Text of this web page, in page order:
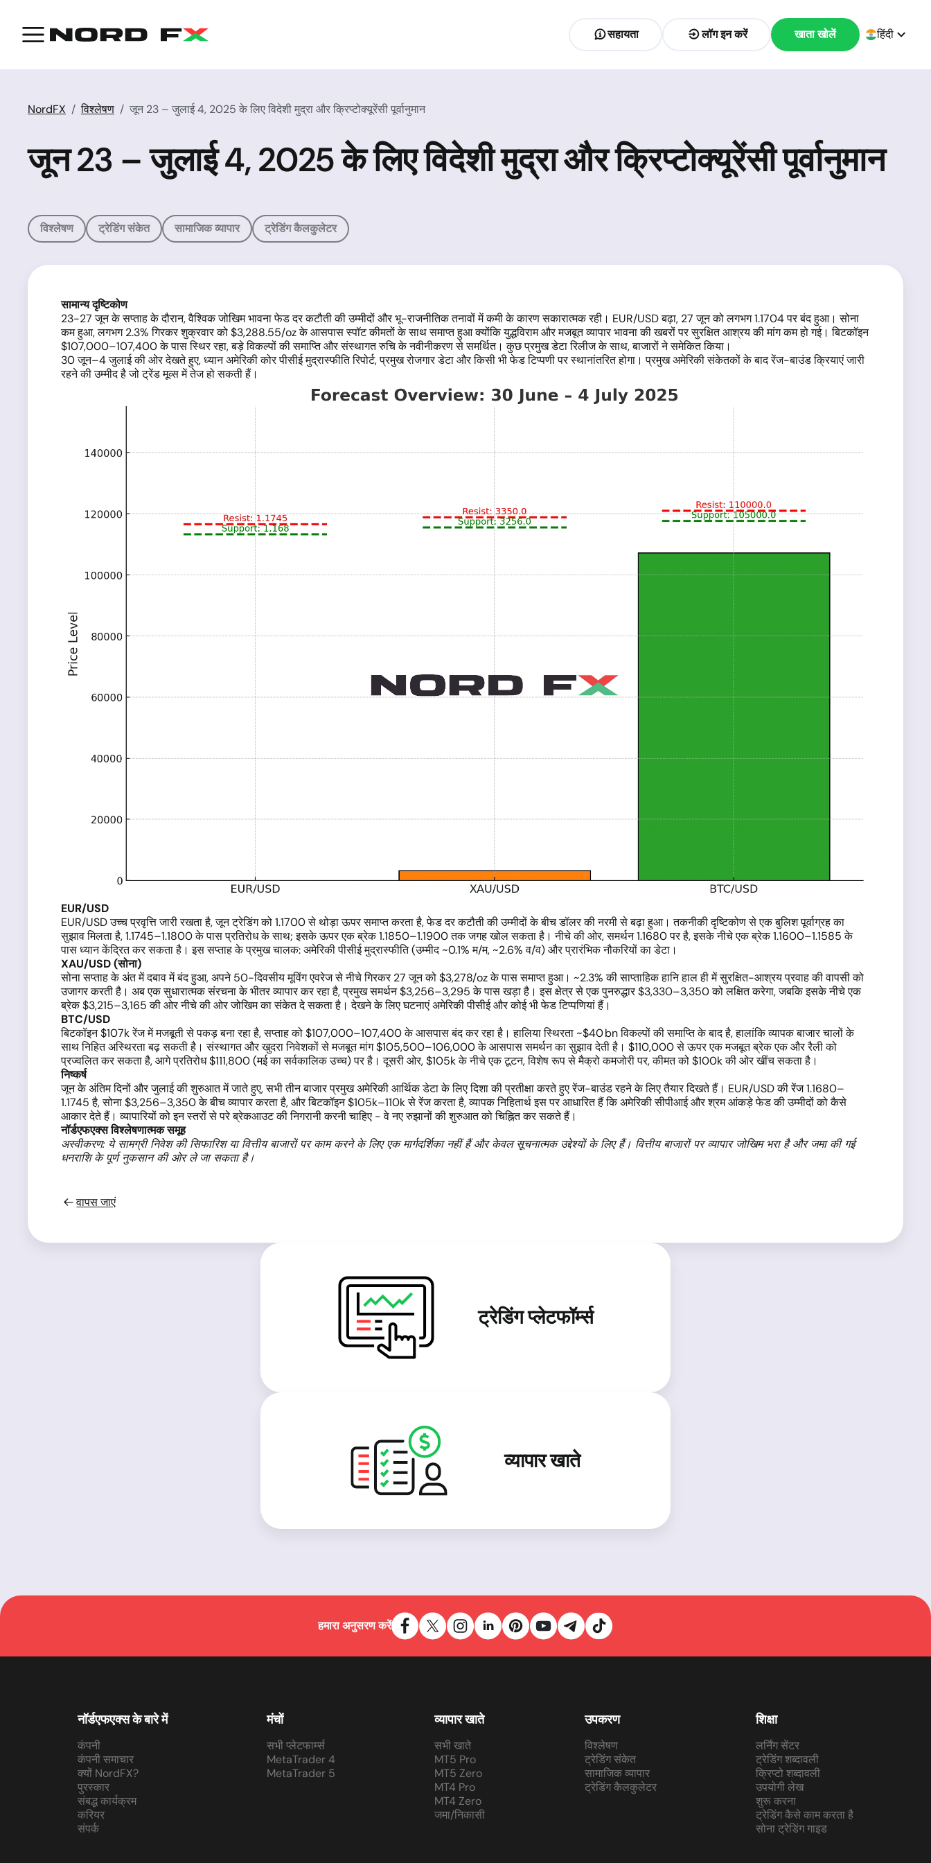
सहायता लॉग इन करें खाता खोलें हिंदी
NordFX विश्लेषण जून 23 – जुलाई 4, 2025 के लिए विदेशी मुद्रा और क्रिप्टोक्यूरेंसी पूर्वानुमान
जून 23 – जुलाई 4, 2025 के लिए विदेशी मुद्रा और क्रिप्टोक्यूरेंसी पूर्वानुमान
विश्लेषण ट्रेडिंग संकेत सामाजिक व्यापार ट्रेडिंग कैलकुलेटर
सामान्य दृष्टिकोण
23-27 जून के सप्ताह के दौरान, वैश्विक जोखिम भावना फेड दर कटौती की उम्मीदों और भू-राजनीतिक तनावों में कमी के कारण सकारात्मक रही। EUR/USD बढ़ा, 27 जून को लगभग 1.1704 पर बंद हुआ। सोना
कम हुआ, लगभग 2.3% गिरकर शुक्रवार को $3,288.55/oz के आसपास स्पॉट कीमतों के साथ समाप्त हुआ क्योंकि युद्धविराम और मजबूत व्यापार भावना की खबरों पर सुरक्षित आश्रय की मांग कम हो गई। बिटकॉइन
$107,000–107,400 के पास स्थिर रहा, बड़े विकल्पों की समाप्ति और संस्थागत रुचि के नवीनीकरण से समर्थित। कुछ प्रमुख डेटा रिलीज के साथ, बाजारों ने समेकित किया।
30 जून–4 जुलाई की ओर देखते हुए, ध्यान अमेरिकी कोर पीसीई मुद्रास्फीति रिपोर्ट, प्रमुख रोजगार डेटा और किसी भी फेड टिप्पणी पर स्थानांतरित होगा। प्रमुख अमेरिकी संकेतकों के बाद रेंज-बाउंड क्रियाएं जारी
रहने की उम्मीद है जो ट्रेंड मूव्स में तेज हो सकती हैं।
EUR/USD
EUR/USD उच्च प्रवृत्ति जारी रखता है, जून ट्रेडिंग को 1.1700 से थोड़ा ऊपर समाप्त करता है, फेड दर कटौती की उम्मीदों के बीच डॉलर की नरमी से बढ़ा हुआ। तकनीकी दृष्टिकोण से एक बुलिश पूर्वाग्रह का
सुझाव मिलता है, 1.1745–1.1800 के पास प्रतिरोध के साथ; इसके ऊपर एक ब्रेक 1.1850–1.1900 तक जगह खोल सकता है। नीचे की ओर, समर्थन 1.1680 पर है, इसके नीचे एक ब्रेक 1.1600–1.1585 के
पास ध्यान केंद्रित कर सकता है। इस सप्ताह के प्रमुख चालक: अमेरिकी पीसीई मुद्रास्फीति (उम्मीद ~0.1% म/म, ~2.6% व/व) और प्रारंभिक नौकरियों का डेटा।
XAU/USD (सोना)
सोना सप्ताह के अंत में दबाव में बंद हुआ, अपने 50-दिवसीय मूविंग एवरेज से नीचे गिरकर 27 जून को $3,278/oz के पास समाप्त हुआ। ~2.3% की साप्ताहिक हानि हाल ही में सुरक्षित-आश्रय प्रवाह की वापसी को
उजागर करती है। अब एक सुधारात्मक संरचना के भीतर व्यापार कर रहा है, प्रमुख समर्थन $3,256–3,295 के पास खड़ा है। इस क्षेत्र से एक पुनरुद्धार $3,330–3,350 को लक्षित करेगा, जबकि इसके नीचे एक
ब्रेक $3,215–3,165 की ओर नीचे की ओर जोखिम का संकेत दे सकता है। देखने के लिए घटनाएं अमेरिकी पीसीई और कोई भी फेड टिप्पणियां हैं।
BTC/USD
बिटकॉइन $107k रेंज में मजबूती से पकड़ बना रहा है, सप्ताह को $107,000–107,400 के आसपास बंद कर रहा है। हालिया स्थिरता ~$40 bn विकल्पों की समाप्ति के बाद है, हालांकि व्यापक बाजार चालों के
साथ निहित अस्थिरता बढ़ सकती है। संस्थागत और खुदरा निवेशकों से मजबूत मांग $105,500–106,000 के आसपास समर्थन का सुझाव देती है। $110,000 से ऊपर एक मजबूत ब्रेक एक और रैली को
प्रज्वलित कर सकता है, आगे प्रतिरोध $111,800 (मई का सर्वकालिक उच्च) पर है। दूसरी ओर, $105k के नीचे एक टूटन, विशेष रूप से मैक्रो कमजोरी पर, कीमत को $100k की ओर खींच सकता है।
निष्कर्ष
जून के अंतिम दिनों और जुलाई की शुरुआत में जाते हुए, सभी तीन बाजार प्रमुख अमेरिकी आर्थिक डेटा के लिए दिशा की प्रतीक्षा करते हुए रेंज-बाउंड रहने के लिए तैयार दिखते हैं। EUR/USD की रेंज 1.1680–
1.1745 है, सोना $3,256–3,350 के बीच व्यापार करता है, और बिटकॉइन $105k–110k से रेंज करता है, व्यापक निहितार्थ इस पर आधारित हैं कि अमेरिकी सीपीआई और श्रम आंकड़े फेड की उम्मीदों को कैसे
आकार देते हैं। व्यापारियों को इन स्तरों से परे ब्रेकआउट की निगरानी करनी चाहिए - वे नए रुझानों की शुरुआत को चिह्नित कर सकते हैं।
नॉर्डएफएक्स विश्लेषणात्मक समूह
अस्वीकरण: ये सामग्री निवेश की सिफारिश या वित्तीय बाजारों पर काम करने के लिए एक मार्गदर्शिका नहीं हैं और केवल सूचनात्मक उद्देश्यों के लिए हैं। वित्तीय बाजारों पर व्यापार जोखिम भरा है और जमा की गई
धनराशि के पूर्ण नुकसान की ओर ले जा सकता है।
वापस जाएं
ट्रेडिंग प्लेटफॉर्म्स
व्यापार खाते
हमारा अनुसरण करें
नॉर्डएफएक्स के बारे में
कंपनी
कंपनी समाचार
क्यों NordFX?
पुरस्कार
संबद्ध कार्यक्रम
करियर
संपर्क
मंचों
सभी प्लेटफार्म्स
MetaTrader 4
MetaTrader 5
व्यापार खाते
सभी खाते
MT5 Pro
MT5 Zero
MT4 Pro
MT4 Zero
जमा/निकासी
उपकरण
विश्लेषण
ट्रेडिंग संकेत
सामाजिक व्यापार
ट्रेडिंग कैलकुलेटर
शिक्षा
लर्निंग सेंटर
ट्रेडिंग शब्दावली
क्रिप्टो शब्दावली
उपयोगी लेख
शुरू करना
ट्रेडिंग कैसे काम करता है
सोना ट्रेडिंग गाइड